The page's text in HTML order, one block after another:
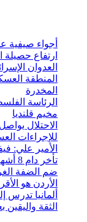
أجواء صيفية
العدوان
المنطقة
المخدرة
الرئاسة
مخيم قلنديا
الاحتلال
للإجراءات
الأمير علي:
تأخر دام 8 أشهر
ضم الضفة
الأردن هو
ألمانيا تدرس
الثقة واليقين